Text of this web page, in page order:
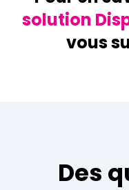
solution
vous
Des